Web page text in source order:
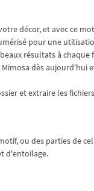
décor, et avec ce
pour une
résultats à chaque
dès aujourd'hui
et extraire les
ou des parties de
d'entoilage.